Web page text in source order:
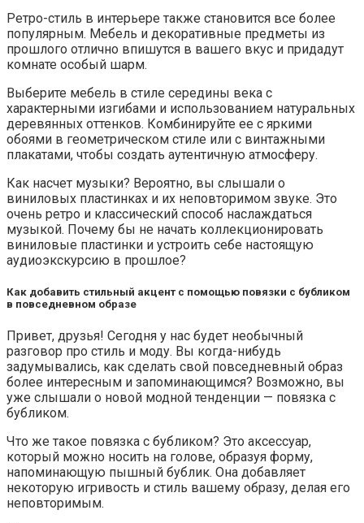
Ретро-стиль в интерьере также становится все более
популярным. Мебель и декоративные предметы из
прошлого отлично впишутся в вашего вкус и придадут
комнате особый шарм.
Выберите мебель в стиле середины века с
характерными изгибами и использованием натуральных
деревянных оттенков. Комбинируйте ее с яркими
обоями в геометрическом стиле или с винтажными
плакатами, чтобы создать аутентичную атмосферу.
Как насчет музыки? Вероятно, вы слышали о
виниловых пластинках и их неповторимом звуке. Это
очень ретро и классический способ наслаждаться
музыкой. Почему бы не начать коллекционировать
виниловые пластинки и устроить себе настоящую
аудиоэкскурсию в прошлое?
Как добавить стильный акцент с помощью повязки с бубликом
в повседневном образе
Привет, друзья! Сегодня у нас будет необычный
разговор про стиль и моду. Вы когда-нибудь
задумывались, как сделать свой повседневный образ
более интересным и запоминающимся? Возможно, вы
уже слышали о новой модной тенденции — повязка с
бубликом.
Что же такое повязка с бубликом? Это аксессуар,
который можно носить на голове, образуя форму,
напоминающую пышный бублик. Она добавляет
некоторую игривость и стиль вашему образу, делая его
неповторимым.